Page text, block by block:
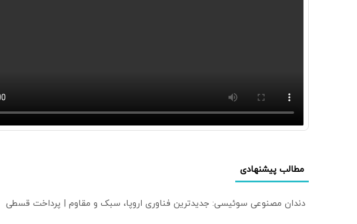
مطالب پیشنهادی
دندان مصنوعی سوئیسی: جدیدترین فناوری اروپا، سبک و مقاوم | پرداخت قسطی